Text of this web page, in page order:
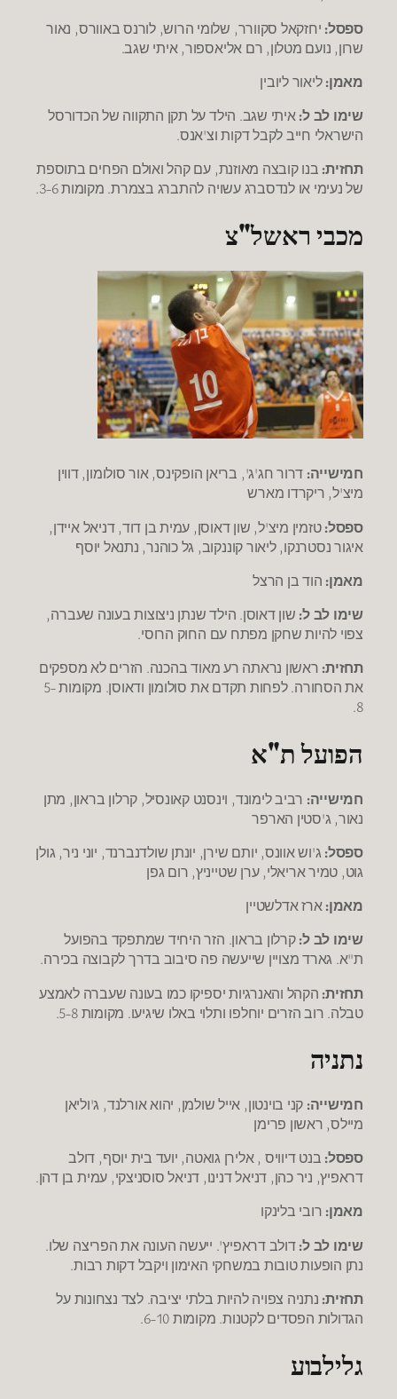
ספסל: יחזקאל סקוורר, שלומי הרוש, לורנס באוורס, נאור
שרון, נועם מטלון, רם אליאספור, איתי שגב.
מאמן:ליאור ליובין
שימו לב ל:איתי שגב. הילד על תקן התקווה של הכדורסל
הישראלי חייב לקבל דקות וצ'אנס.
תחזית: בנו קובצה מאוזנת, עם קהל ואולם הפחים בתוספת
של נעימי או לנדסברג עשויה להתברג בצמרת. מקומות 3-6.
מכבי ראשל"צ
חמישייה: דרור חג'ג', בריאן הופקינס, אור סולומון, דווין
מיצ'ל, ריקרדו מארש
ספסל:טזמין מיצ'ל, שון דאוסן, עמית בן דוד, דניאל איידן,
איגור נסטרנקו, ליאור קוננקוב, גל כוהנר, נתנאל יוסף
מאמן: הוד בן הרצל
שימו לב ל: שון דאוסן. הילד שנתן ניצוצות בעונה שעברה,
צפוי להיות שחקן מפתח עם החוק הרוסי.
תחזית: ראשון נראתה רע מאוד בהכנה. הזרים לא מספקים
את הסחורה. לפחות תקדם את סולומון ודאוסן. מקומות 5-
8.
הפועל ת"א
חמישייה: רביב לימונד, וינסנט קאונסיל, קרלון בראון, מתן
נאור, ג'סטין הארפר
ספסל:ג'וש אוונס, יותם שירן, יונתן שולדנברנד, יוני ניר, גולן
גוט, טמיר אריאלי, ערן שטייניץ, רום גפן
מאמן:ארז אדלשטיין
שימו לב ל:קרלון בראון. הזר היחיד שמתפקד בהפועל
ת"א. גארד מצויין שייעשה פה סיבוב בדרך לקבוצה בכירה.
תחזית: הקהל והאנרגיות יספיקו כמו בעונה שעברה לאמצע
טבלה. רוב הזרים יוחלפו ותלוי באלו שיגיעו. מקומות 5-8.
נתניה
חמישייה: קני בוינטון, אייל שולמן, יהוא אורלנד, ג'וליאן
מיילס, ראשון פרימן
ספסל: בנט דיוויס , אלירן גואטה, יועד בית יוסף, דולב
דראפיץ, ניר כהן, דניאל דנינו, דניאל סוסניצקי, עמית בן דהן.
מאמן: רובי בלינקו
שימו לב ל:דולב דראפיץ'. ייעשה העונה את הפריצה שלו.
נתן הופעות טובות במשחקי האימון ויקבל דקות רבות.
תחזית: נתניה צפויה להיות בלתי יציבה. לצד נצחונות על
הגדולות הפסדים לקטנות. מקומות 6-10.
גלילבוע